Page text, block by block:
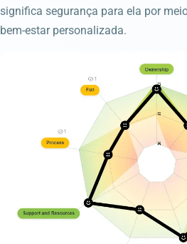
significa segurança para ela por
bem-estar personalizada.